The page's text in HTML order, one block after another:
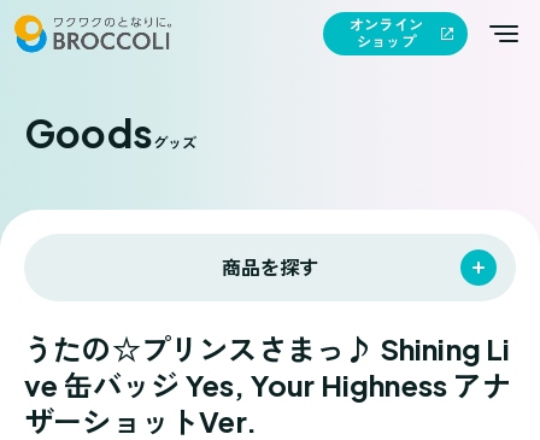
オンライン
ショップ
Goodsグッズ
商品を探す
うたの☆プリンスさまっ♪ Shining Li
ve 缶バッジ Yes, Your Highness アナ
ザーショットVer.